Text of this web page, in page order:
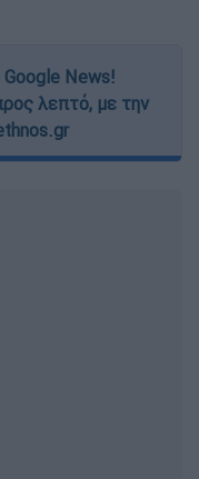
News!
λεπτό, με την